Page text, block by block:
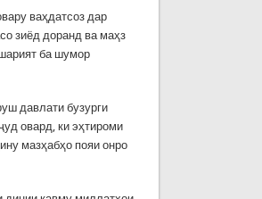
ваҳдатсоз дар
зиёд доранд ва маҳз
ба шумор
давлати бузурги
овард, ки эҳтироми
мазҳабҳо пояи онро